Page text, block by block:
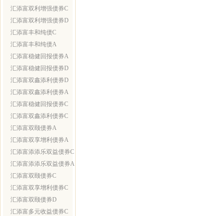
汇添富双利增强债券C
汇添富双利增强债券D
汇添富丰和纯债C
汇添富丰和纯债A
汇添富稳健回报债券A
汇添富稳健回报债券D
汇添富双鑫添利债券D
汇添富双鑫添利债券A
汇添富稳健回报债券C
汇添富双鑫添利债券C
汇添富双颐债券A
汇添富双享增利债券A
汇添富添添乐双益债券C
汇添富添添乐双益债券A
汇添富双颐债券C
汇添富双享增利债券C
汇添富双颐债券D
汇添富多元收益债券C